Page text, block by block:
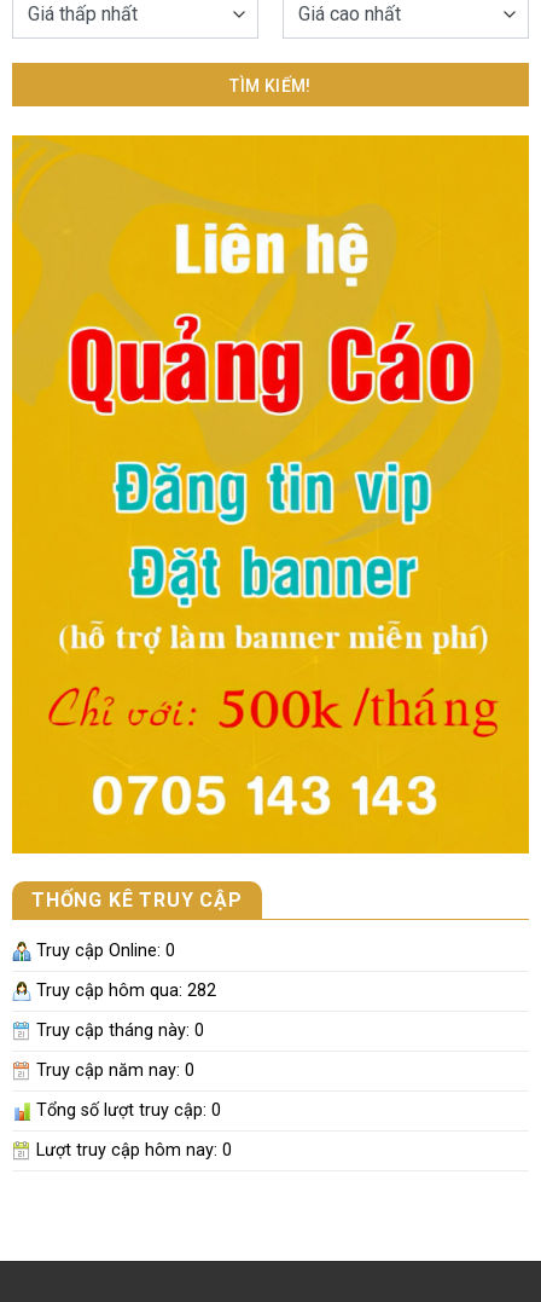
TÌM KIẾM!
THỐNG KÊ TRUY CẬP
Truy cập Online: 0
Truy cập hôm qua: 282
Truy cập tháng này: 0
Truy cập năm nay: 0
Tổng số lượt truy cập: 0
Lượt truy cập hôm nay: 0